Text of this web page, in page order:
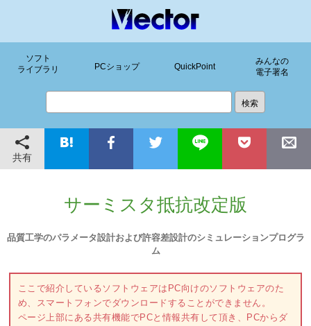
ソフト
ライブラリ
PCショップ QuickPoint
みんなの
電子署名
共有
サーミスタ抵抗改定版
品質工学のパラメータ設計および許容差設計のシミュレーションプログラ
ム
ここで紹介しているソフトウェアはPC向けのソフトウェアのた
め、スマートフォンでダウンロードすることができません。
ページ上部にある共有機能でPCと情報共有して頂き、PCからダ